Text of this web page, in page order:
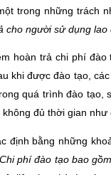
trong những trách
cho người sử dụng
hoàn trả chi phí
khi được đào tạo,
quá trình đào
đủ thời gian như
định bằng những
phí đào tạo bao